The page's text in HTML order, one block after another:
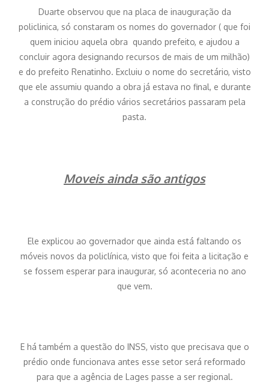
Duarte observou que na placa de inauguração da
policlinica, só constaram os nomes do governador ( que foi
quem iniciou aquela obra quando prefeito, e ajudou a
concluir agora designando recursos de mais de um milhão)
e do prefeito Renatinho. Excluiu o nome do secretário, visto
que ele assumiu quando a obra já estava no final, e durante
a construção do prédio vários secretários passaram pela
pasta.
Moveis ainda são antigos
Ele explicou ao governador que ainda está faltando os
móveis novos da policlínica, visto que foi feita a licitação e
se fossem esperar para inaugurar, só aconteceria no ano
que vem.
E há também a questão do INSS, visto que precisava que o
prédio onde funcionava antes esse setor será reformado
para que a agência de Lages passe a ser regional.